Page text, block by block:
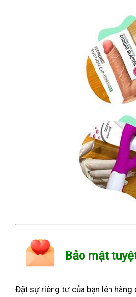
Bảo mật
Đặt sự riêng tư của bạn lên